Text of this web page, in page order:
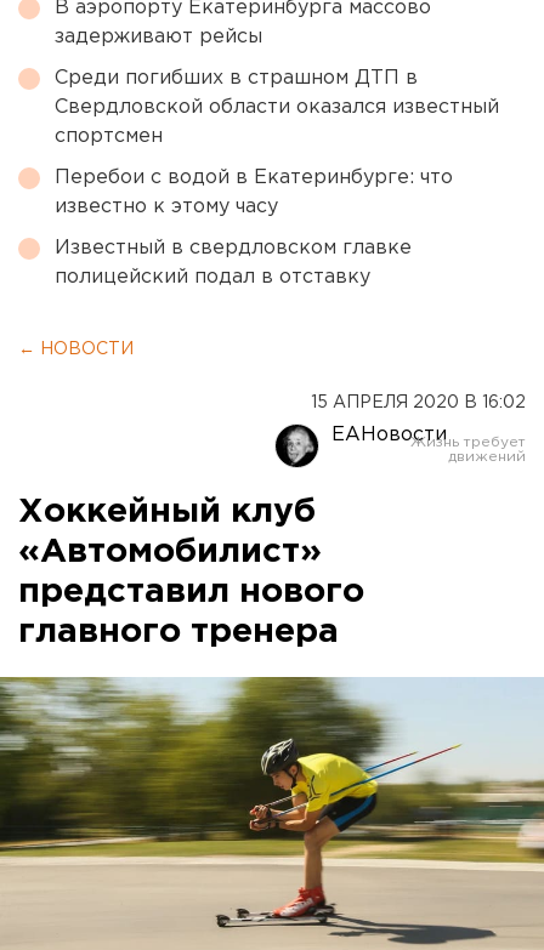
В аэропорту Екатеринбурга массово
задерживают рейсы
Среди погибших в страшном ДТП в
Свердловской области оказался известный
спортсмен
Перебои с водой в Екатеринбурге: что
известно к этому часу
Известный в свердловском главке
полицейский подал в отставку
← НОВОСТИ
15 АПРЕЛЯ 2020 В 16:02
ЕАНовости
Хоккейный клуб
«Автомобилист»
представил нового
главного тренера